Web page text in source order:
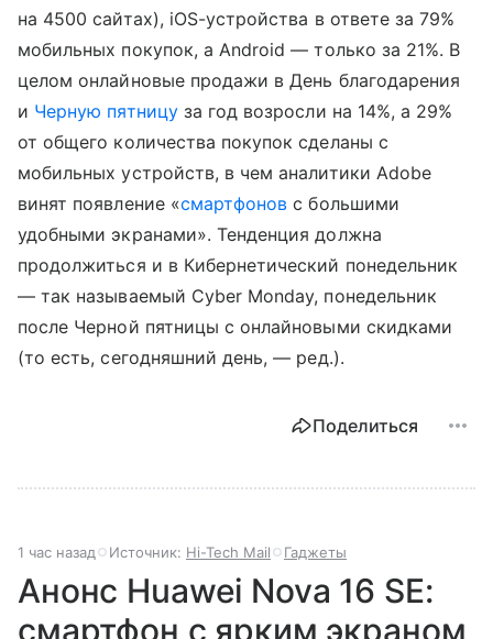
на 4500 сайтах), iOS-устройства в ответе за 79%
мобильных покупок, а Android — только за 21%. В
целом онлайновые продажи в День благодарения
и Черную пятницуза год возросли на 14%, а 29%
от общего количества покупок сделаны с
мобильных устройств, в чем аналитики Adobe
винят появление «смартфонов с большими
удобными экранами». Тенденция должна
продолжиться и в Кибернетический понедельник
— так называемый Cyber Monday, понедельник
после Черной пятницы с онлайновыми скидками
(то есть, сегодняшний день, — ред.).
Поделиться
1 час назад Источник: Hi-Tech Mail Гаджеты
Анонс Huawei Nova 16 SE:
смартфон с ярким экраном